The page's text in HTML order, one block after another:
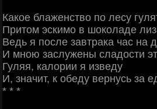
Какое блаженство по лесу
Притом эскимо в шоколаде
Ведь я после завтрака час на
И мною заслужены сладости
Гуляя, калории я изведу
И, значит, к обеду вернусь за
* * *